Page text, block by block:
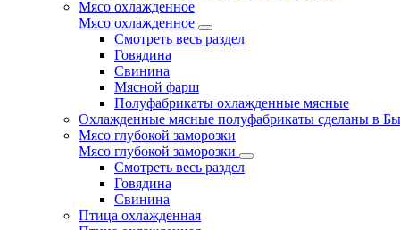
Мясо охлажденное
Мясо охлажденное
Смотреть весь раздел
Говядина
Свинина
Мясной фарш
Полуфабрикаты охлажденные мясные
Охлажденные мясные полуфабрикаты сделаны в
Мясо глубокой заморозки
Мясо глубокой заморозки
Смотреть весь раздел
Говядина
Свинина
Птица охлажденная